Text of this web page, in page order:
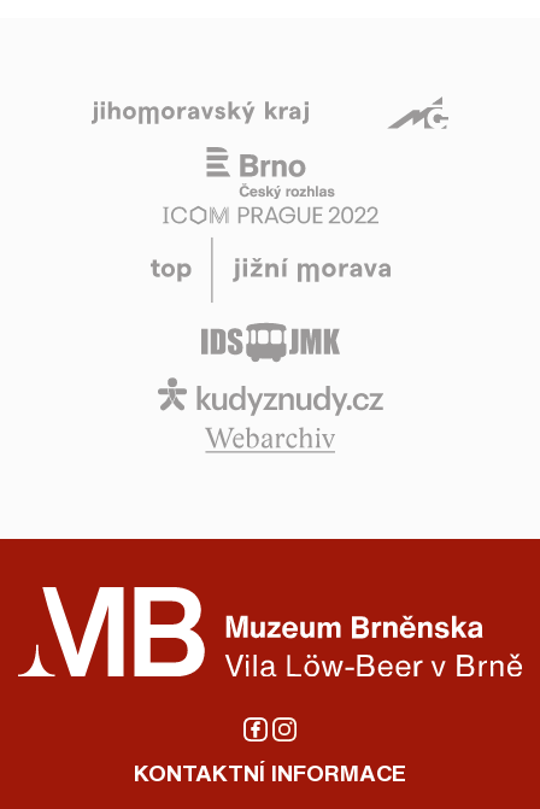
KONTAKTNÍ INFORMACE